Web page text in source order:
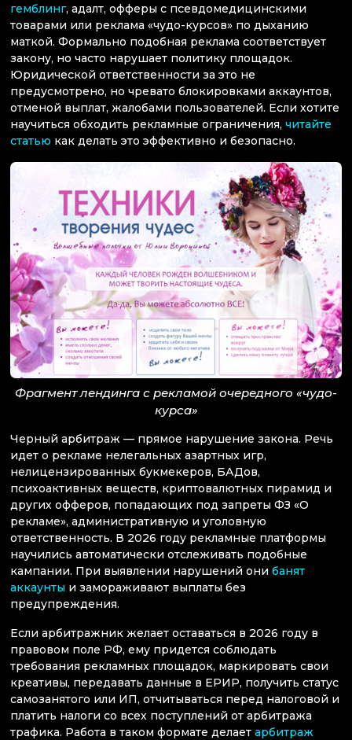
гемблинг, адалт, офферы с псевдомедицинскими
товарами или реклама «чудо-курсов» по дыханию
маткой. Формально подобная реклама соответствует
закону, но часто нарушает политику площадок.
Юридической ответственности за это не
предусмотрено, но чревато блокировками аккаунтов,
отменой выплат, жалобами пользователей. Если хотите
научиться обходить рекламные ограничения, читайте
статью как делать это эффективно и безопасно.
Фрагмент лендинга с рекламой очередного «чудо-
курса»
Черный арбитраж — прямое нарушение закона. Речь
идет о рекламе нелегальных азартных игр,
нелицензированных букмекеров, БАДов,
психоактивных веществ, криптовалютных пирамид и
других офферов, попадающих под запреты ФЗ «О
рекламе», административную и уголовную
ответственность. В 2026 году рекламные платформы
научились автоматически отслеживать подобные
кампании. При выявлении нарушений они банят
аккаунты и замораживают выплаты без
предупреждения.
Если арбитражник желает оставаться в 2026 году в
правовом поле РФ, ему придется соблюдать
требования рекламных площадок, маркировать свои
креативы, передавать данные в ЕРИР, получить статус
самозанятого или ИП, отчитываться перед налоговой и
платить налоги со всех поступлений от арбитража
трафика. Работа в таком формате делает арбитраж